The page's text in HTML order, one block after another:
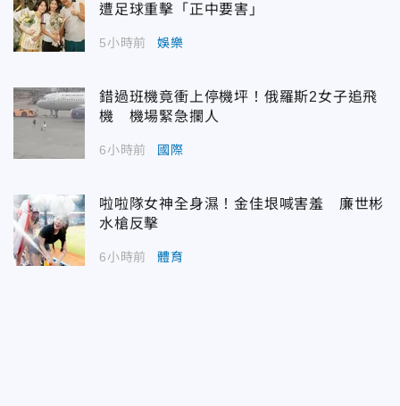
遭足球重擊「正中要害」
5小時前 娛樂
錯過班機竟衝上停機坪！俄羅斯2女子追飛
機 機場緊急攔人
6小時前 國際
啦啦隊女神全身濕！金佳垠喊害羞 廉世彬
水槍反擊
6小時前 體育